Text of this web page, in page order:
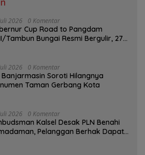
2026 0 Komentar
Cup Road to Pangdam
Tambun Bungai Resmi Bergulir, 27
2026 0 Komentar
Banjarmasin Soroti Hilangnya
Taman Gerbang Kota
2026 0 Komentar
Kalsel Desak PLN Benahi
Pelanggan Berhak Dapat